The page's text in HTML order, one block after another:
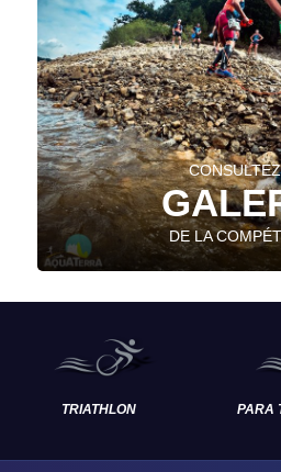
DE LA
TRIATHLON PARA